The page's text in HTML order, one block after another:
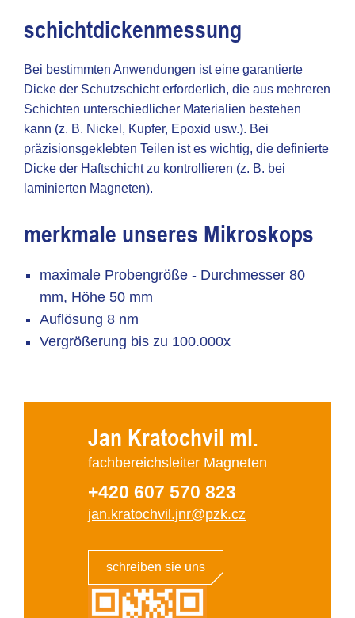
schichtdickenmessung
Bei bestimmten Anwendungen ist eine garantierte
Dicke der Schutzschicht erforderlich, die aus mehreren
Schichten unterschiedlicher Materialien bestehen
kann (z. B. Nickel, Kupfer, Epoxid usw.). Bei
präzisionsgeklebten Teilen ist es wichtig, die definierte
Dicke der Haftschicht zu kontrollieren (z. B. bei
laminierten Magneten).
merkmale unseres Mikroskops
maximale Probengröße - Durchmesser 80
mm, Höhe 50 mm
Auflösung 8 nm
Vergrößerung bis zu 100.000x
Jan Kratochvil ml.
fachbereichsleiter Magneten
+420 607 570 823
jan.kratochvil.jnr@pzk.cz
schreiben sie uns